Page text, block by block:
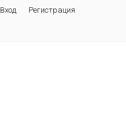
Вход Регистрация